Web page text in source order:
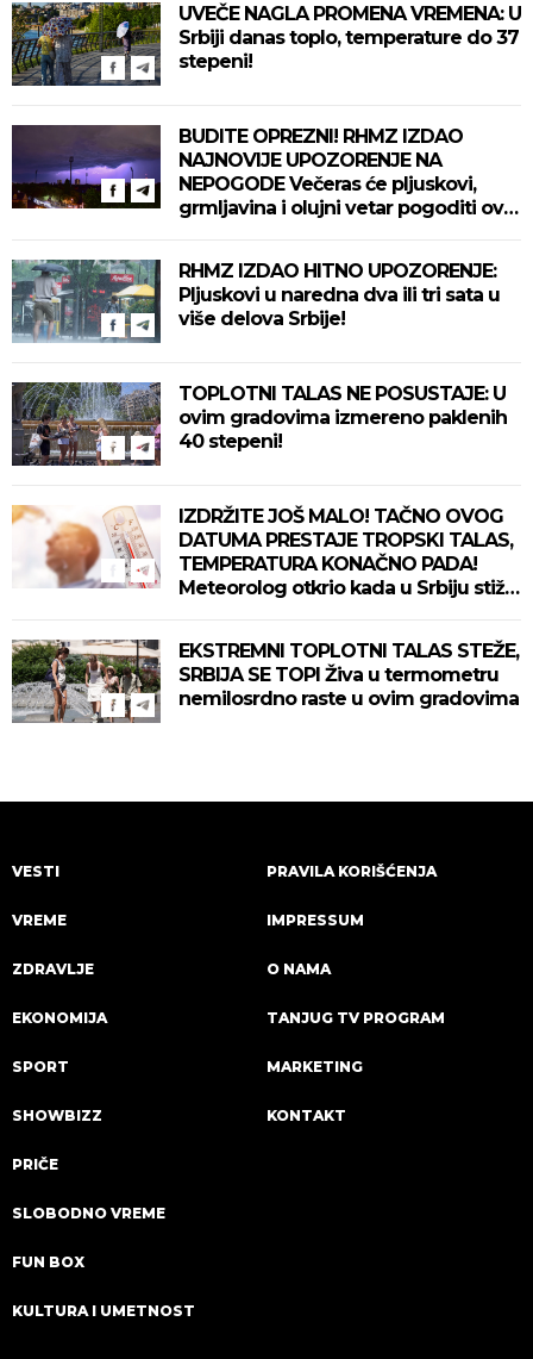
UVEČE NAGLA PROMENA VREMENA: U
Srbiji danas toplo, temperature do 37
stepeni!
BUDITE OPREZNI! RHMZ IZDAO
NAJNOVIJE UPOZORENJE NA
NEPOGODE Večeras će pljuskovi,
grmljavina i olujni vetar pogoditi ove
RHMZ IZDAO HITNO UPOZORENJE:
Pljuskovi u naredna dva ili tri sata u
više delova Srbije!
TOPLOTNI TALAS NE POSUSTAJE: U
ovim gradovima izmereno paklenih
40 stepeni!
IZDRŽITE JOŠ MALO! TAČNO OVOG
DATUMA PRESTAJE TROPSKI TALAS,
TEMPERATURA KONAČNO PADA!
Meteorolog otkrio kada u Srbiju stiže
EKSTREMNI TOPLOTNI TALAS STEŽE,
SRBIJA SE TOPI Živa u termometru
nemilosrdno raste u ovim gradovima
VESTI
VREME
ZDRAVLJE
EKONOMIJA
SPORT
SHOWBIZZ
PRIČE
SLOBODNO VREME
FUN BOX
KULTURA I UMETNOST
PRAVILA KORIŠĆENJA
IMPRESSUM
O NAMA
TANJUG TV PROGRAM
MARKETING
KONTAKT